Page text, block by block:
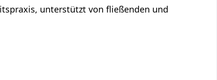
unterstützt von fließenden und